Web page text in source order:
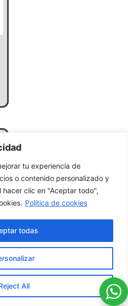
tu experiencia de
o contenido personalizado y
clic en "Aceptar todo",
Política de cookies
All
todas